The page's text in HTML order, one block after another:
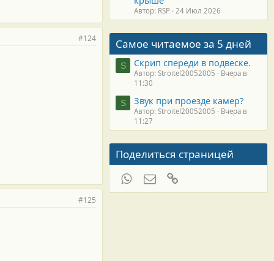
#124
#125
Автор: RSP 24 Июл 2026
Самое читаемое за 5 дней
S Скрип спереди в подвеске.
Автор: Stroitel20052005
Вчера в
11:30
S Звук при проезде камер?
Автор: Stroitel20052005
Вчера в
11:27
Поделиться страницей
WhatsAppЭлектронная почта